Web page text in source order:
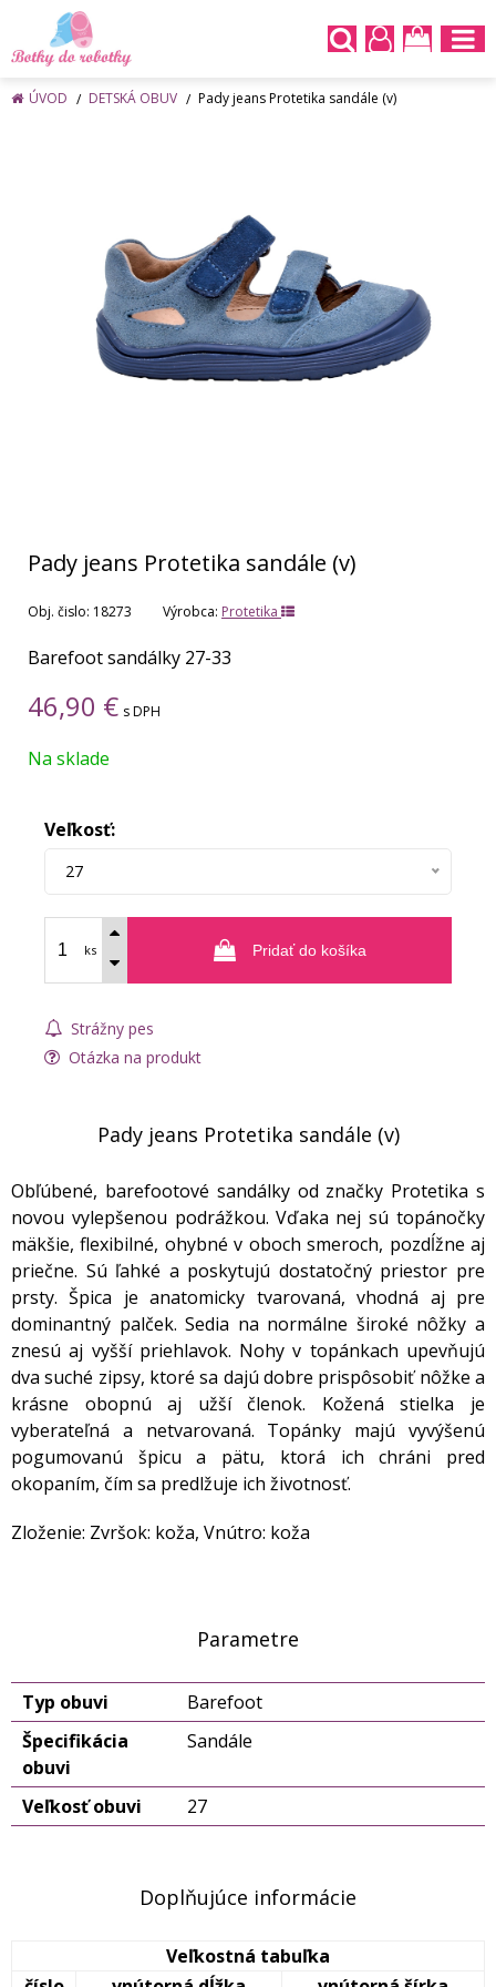
ÚVOD DETSKÁ OBUV Pady jeans Protetika sandále (v)
Pady jeans Protetika sandále (v)
Obj. čislo: 18273 Výrobca: Protetika
Barefoot sandálky 27-33
46,90 € s DPH
Na sklade
Veľkosť:
27
ks Pridať do košíka
Strážny pes
Otázka na produkt
Pady jeans Protetika sandále (v)
Obľúbené, barefootové sandálky od značky Protetika s
novou vylepšenou podrážkou. Vďaka nej sú topánočky
mäkšie, flexibilné, ohybné v oboch smeroch, pozdĺžne aj
priečne. Sú ľahké a poskytujú dostatočný priestor pre
prsty. Špica je anatomicky tvarovaná, vhodná aj pre
dominantný palček. Sedia na normálne široké nôžky a
znesú aj vyšší priehlavok. Nohy v topánkach upevňujú
dva suché zipsy, ktoré sa dajú dobre prispôsobiť nôžke a
krásne obopnú aj užší členok. Kožená stielka je
vyberateľná a netvarovaná. Topánky majú vyvýšenú
pogumovanú špicu a pätu, ktorá ich chráni pred
okopaním, čím sa predlžuje ich životnosť.
Zloženie: Zvršok: koža, Vnútro: koža
Parametre
Typ obuvi
Barefoot
Špecifikácia
obuvi
Sandále
Veľkosť obuvi 27
Doplňujúce informácie
Veľkostná tabuľka